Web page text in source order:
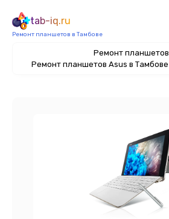
tab-iq.ru
Ремонт планшетов в Тамбове
Ремонт планшетов
Ремонт планшетов Asus в Тамбове